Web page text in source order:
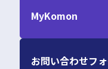
MyKomon
お問い合わせフ